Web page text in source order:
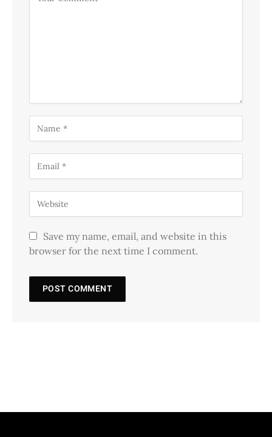
Save my name, email, and website in this
browser for the next time I comment.